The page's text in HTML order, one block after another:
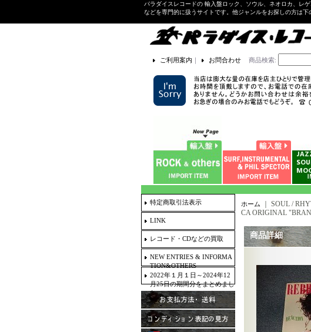
パラダイスレコードの 輸入盤ロック、ソウル、ネオロカ、レ
などを専門的に扱うサイトです。他ジャンルをお探しの方は下
ご利用案内 ｜ お問合わせ 商品検索:
特定商取引法表示
LINK
レコード・CDなどの買取
NEW ENTRIES & INFORMA
TION&OTHERS
2022年１月１日～2024年12
月25日の期間分をまとめまし
た。
ホーム ｜ SOUL /
CA ORIGINAL
商品詳細